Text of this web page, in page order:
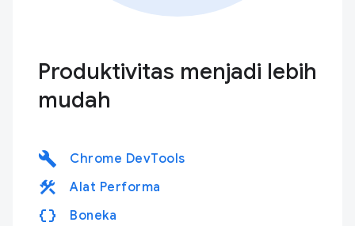
Produktivitas menjadi lebih
mudah
build Chrome DevTools
construction Alat Performa
data_object Boneka